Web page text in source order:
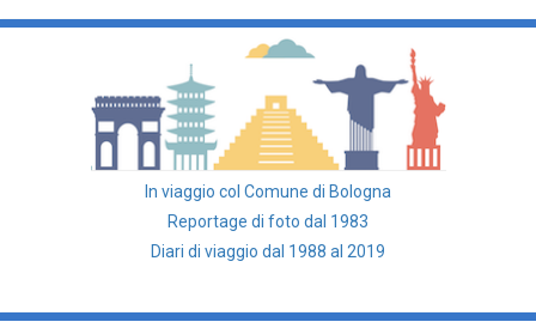
In viaggio col Comune di Bologna
Reportage di foto dal 1983
Diari di viaggio dal 1988 al 2019